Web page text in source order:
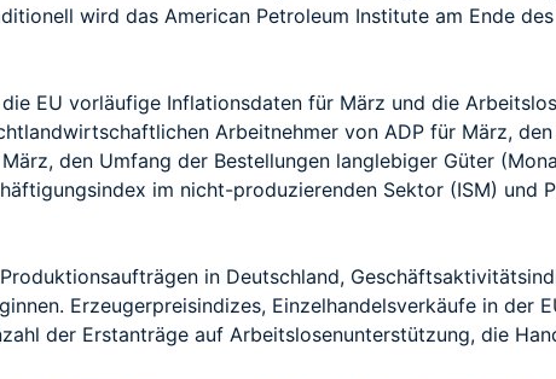
wird das American Petroleum Institute am Ende
EU vorläufige Inflationsdaten für März und die
Arbeitnehmer von ADP für März,
den Umfang der Bestellungen langlebiger Güter
im nicht-produzierenden Sektor (ISM) und
in Deutschland,
Erzeugerpreisindizes, Einzelhandelsverkäufe in der
der Erstanträge auf Arbeitslosenunterstützung, die